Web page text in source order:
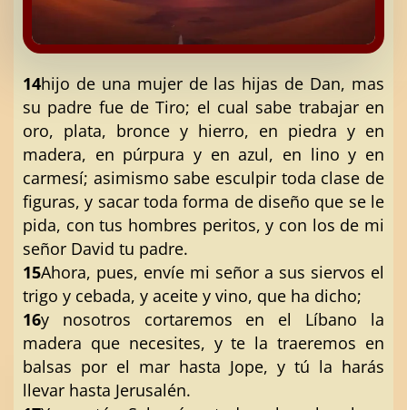
14hijo de una mujer de las hijas de Dan, mas
su padre fue de Tiro; el cual sabe trabajar en
oro, plata, bronce y hierro, en piedra y en
madera, en púrpura y en azul, en lino y en
carmesí; asimismo sabe esculpir toda clase de
figuras, y sacar toda forma de diseño que se le
pida, con tus hombres peritos, y con los de mi
señor David tu padre.
15Ahora, pues, envíe mi señor a sus siervos el
trigo y cebada, y aceite y vino, que ha dicho;
16y nosotros cortaremos en el Líbano la
madera que necesites, y te la traeremos en
balsas por el mar hasta Jope, y tú la harás
llevar hasta Jerusalén.